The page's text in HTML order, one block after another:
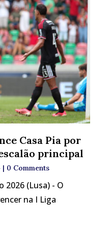
Casa Pia por
principal
| 0 Comments
2026 (Lusa) - O
na I Liga